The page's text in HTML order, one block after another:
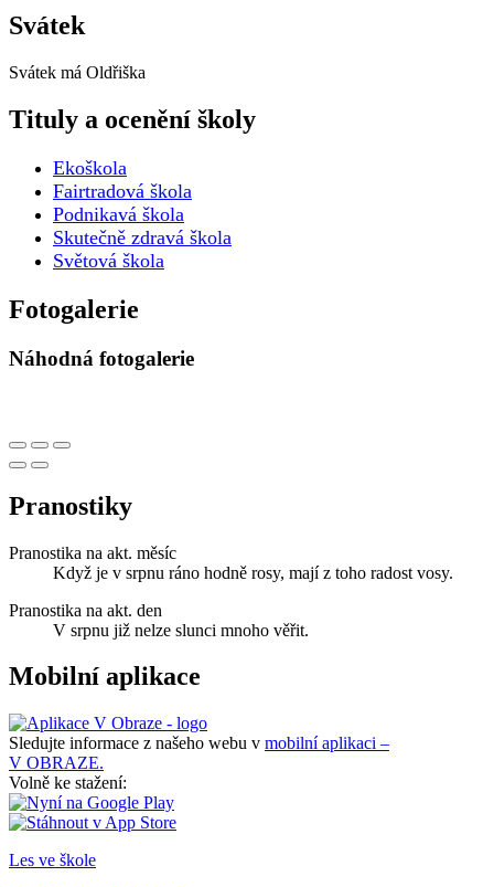
Svátek
Svátek má Oldřiška
Tituly a ocenění školy
Ekoškola
Fairtradová škola
Podnikavá škola
Skutečně zdravá škola
Světová škola
Fotogalerie
Náhodná fotogalerie
Pranostiky
Pranostika na akt. měsíc
Když je v srpnu ráno hodně rosy, mají z toho radost vosy.
Pranostika na akt. den
V srpnu již nelze slunci mnoho věřit.
Mobilní aplikace
Sledujte informace z našeho webu v mobilní aplikaci –
V OBRAZE.
Volně ke stažení:
Les ve škole